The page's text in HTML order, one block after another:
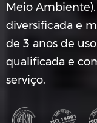
Meio
diversificada e
de 3 anos de
qualificada e
serviço.